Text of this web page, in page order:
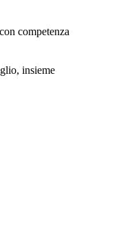
competenza
insieme